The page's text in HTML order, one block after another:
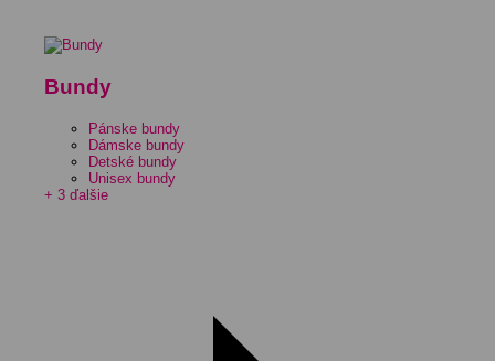
Bundy
Pánske bundy
Dámske bundy
Detské bundy
Unisex bundy
+ 3 ďalšie